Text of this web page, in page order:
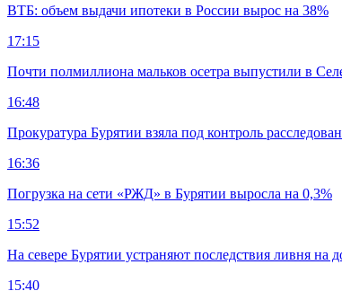
ВТБ: объем выдачи ипотеки в России вырос на 38%
17:15
Почти полмиллиона мальков осетра выпустили в
16:48
Прокуратура Бурятии взяла под контроль
16:36
Погрузка на сети «РЖД» в Бурятии выросла на 0,3%
15:52
На севере Бурятии устраняют последствия ливня на
15:40